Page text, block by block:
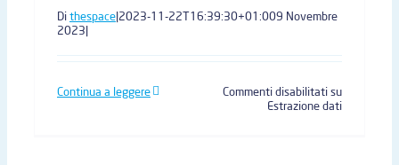
Dithespace|2023-11-22T16:39:30+01:009 Novembre
2023|
Continua a leggere Commenti disabilitatisu
Estrazione dati